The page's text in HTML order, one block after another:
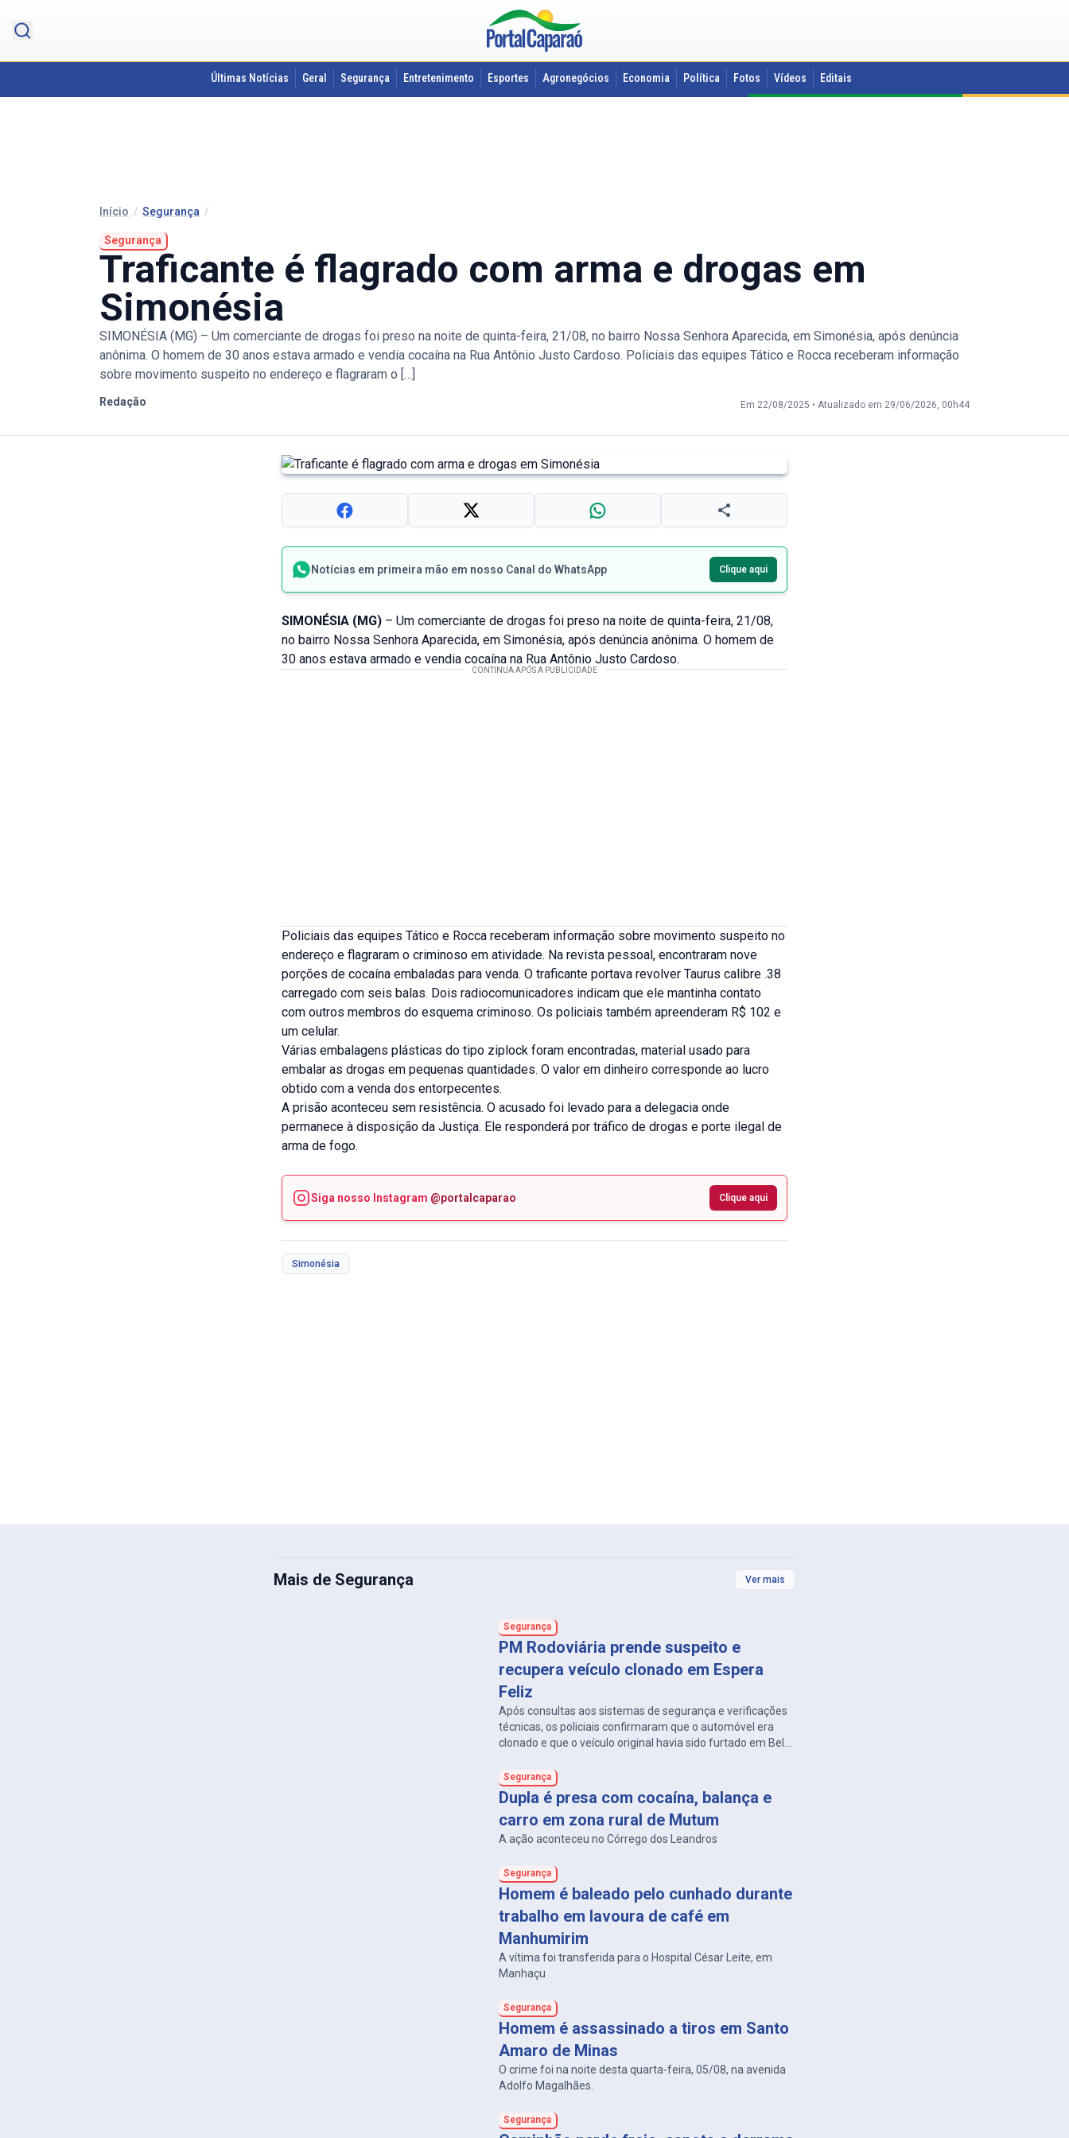
Últimas Notícias Geral Segurança Entretenimento Esportes Agronegócios Economia Política Fotos Vídeos Editais
Início /Segurança /
Segurança
Traficante é flagrado com arma e drogas em
Simonésia
SIMONÉSIA (MG) – Um comerciante de drogas foi preso na noite de quinta-feira, 21/08, no bairro Nossa Senhora Aparecida, em Simonésia, após denúncia
anônima. O homem de 30 anos estava armado e vendia cocaína na Rua Antônio Justo Cardoso. Policiais das equipes Tático e Rocca receberam informação
sobre movimento suspeito no endereço e flagraram o […]
Redação Em 22/08/2025 • Atualizado em 29/06/2026, 00h44
Notícias em primeira mão em nosso Canal do WhatsApp Clique aqui
SIMONÉSIA (MG) – Um comerciante de drogas foi preso na noite de quinta-feira, 21/08,
no bairro Nossa Senhora Aparecida, em Simonésia, após denúncia anônima. O homem de
30 anos estava armado e vendia cocaína na Rua Antônio Justo Cardoso.
Policiais das equipes Tático e Rocca receberam informação sobre movimento suspeito no
endereço e flagraram o criminoso em atividade. Na revista pessoal, encontraram nove
porções de cocaína embaladas para venda. O traficante portava revolver Taurus calibre .38
carregado com seis balas. Dois radiocomunicadores indicam que ele mantinha contato
com outros membros do esquema criminoso. Os policiais também apreenderam R$ 102 e
um celular.
Várias embalagens plásticas do tipo ziplock foram encontradas, material usado para
embalar as drogas em pequenas quantidades. O valor em dinheiro corresponde ao lucro
obtido com a venda dos entorpecentes.
A prisão aconteceu sem resistência. O acusado foi levado para a delegacia onde
permanece à disposição da Justiça. Ele responderá por tráfico de drogas e porte ilegal de
arma de fogo.
Siga nosso Instagram @portalcaparao Clique aqui
Simonésia
Mais de Segurança Ver mais
Segurança
PM Rodoviária prende suspeito e
recupera veículo clonado em Espera
Feliz
Após consultas aos sistemas de segurança e verificações
técnicas, os policiais confirmaram que o automóvel era
clonado e que o veículo original havia sido furtado em Belo
Segurança
Dupla é presa com cocaína, balança e
carro em zona rural de Mutum
A ação aconteceu no Córrego dos Leandros
Segurança
Homem é baleado pelo cunhado durante
trabalho em lavoura de café em
Manhumirim
A vítima foi transferida para o Hospital César Leite, em
Manhaçu
Segurança
Homem é assassinado a tiros em Santo
Amaro de Minas
O crime foi na noite desta quarta-feira, 05/08, na avenida
Adolfo Magalhães.
Segurança